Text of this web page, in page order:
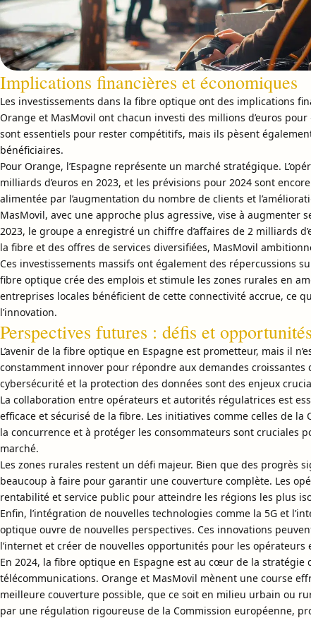
Implications financières et économiques
Les investissements dans la fibre optique ont des implications
Orange et MasMovil ont chacun investi des millions d’euros
sont essentiels pour rester compétitifs, mais ils pèsent
bénéficiaires.
Pour Orange, l’Espagne représente un marché stratégique.
milliards d’euros en 2023, et les prévisions pour 2024 sont
alimentée par l’augmentation du nombre de clients et
MasMovil, avec une approche plus agressive, vise à augmenter
2023, le groupe a enregistré un chiffre d’affaires de 2 milliards
la fibre et des offres de services diversifiées, MasMovil
Ces investissements massifs ont également des répercussions
fibre optique crée des emplois et stimule les zones rurales en
entreprises locales bénéficient de cette connectivité accrue, ce
l’innovation.
Perspectives futures : défis et opportunités
L’avenir de la fibre optique en Espagne est prometteur, mais il
constamment innover pour répondre aux demandes croissantes
cybersécurité et la protection des données sont des enjeux
La collaboration entre opérateurs et autorités régulatrices est
efficace et sécurisé de la fibre. Les initiatives comme celles de
la concurrence et à protéger les consommateurs sont cruciales
marché.
Les zones rurales restent un défi majeur. Bien que des progrès
beaucoup à faire pour garantir une couverture complète. Les
rentabilité et service public pour atteindre les régions les plus
Enfin, l’intégration de nouvelles technologies comme la 5G et
optique ouvre de nouvelles perspectives. Ces innovations
l’internet et créer de nouvelles opportunités pour les opérateurs
En 2024, la fibre optique en Espagne est au cœur de la
télécommunications. Orange et MasMovil mènent une course
meilleure couverture possible, que ce soit en milieu urbain ou
par une régulation rigoureuse de la Commission européenne,